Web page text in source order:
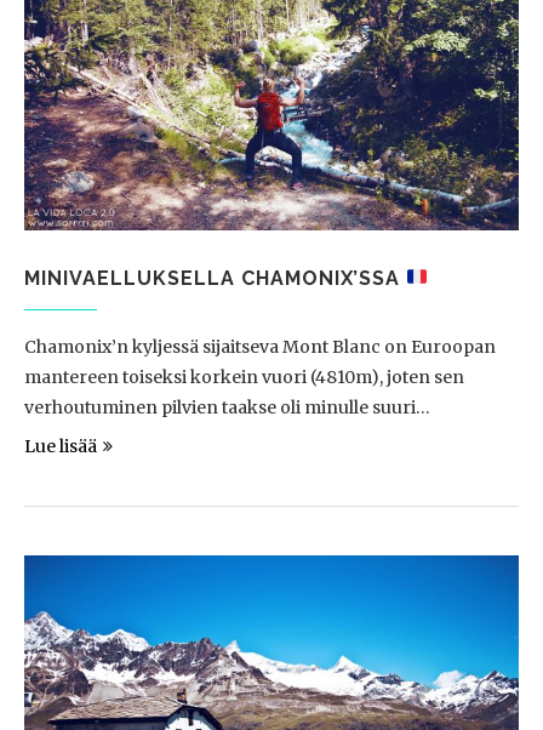
MINIVAELLUKSELLA CHAMONIX’SSA
Chamonix’n kyljessä sijaitseva Mont Blanc on Euroopan
mantereen toiseksi korkein vuori (4810m), joten sen
verhoutuminen pilvien taakse oli minulle suuri…
Lue lisää